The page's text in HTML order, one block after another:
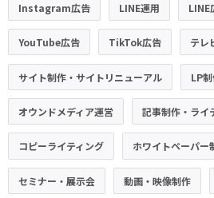
Instagram広告 LINE運用 LINE
YouTube広告 TikTok広告 テレ
サイト制作・サイトリニューアル LP
オウンドメディア運営 記事制作・ライ
コピーライティング ホワイトペーパー
セミナー・展示会 動画・映像制作